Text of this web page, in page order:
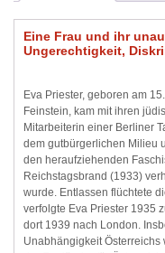
Eine Frau und ihr
Ungerechtigkeit,
Eva Priester, geboren am
Feinstein, kam mit ihren
Mitarbeiterin einer Berliner
dem gutbürgerlichen Milieu
den heraufziehenden
Reichstagsbrand (1933)
wurde. Entlassen flüchtete
verfolgte Eva Priester 1935
dort 1939 nach London.
Unabhängigkeit Österreichs